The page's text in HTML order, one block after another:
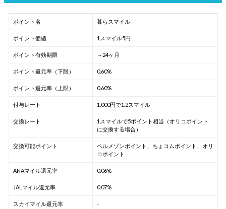
ポイント名 暮らスマイル
ポイント価値 1スマイル5円
ポイント有効期限 ～24ヶ月
ポイント還元率（下限） 0.60%
ポイント還元率（上限） 0.60%
付与レート 1,000円で1.2スマイル
交換レート
1スマイルで5ポイント相当（オリコポイント
に交換する場合）
交換可能ポイント
ベルメゾンポイント、ちょコムポイント、オリ
コポイント
ANAマイル還元率 0.06%
JALマイル還元率 0.07%
スカイマイル還元率 -